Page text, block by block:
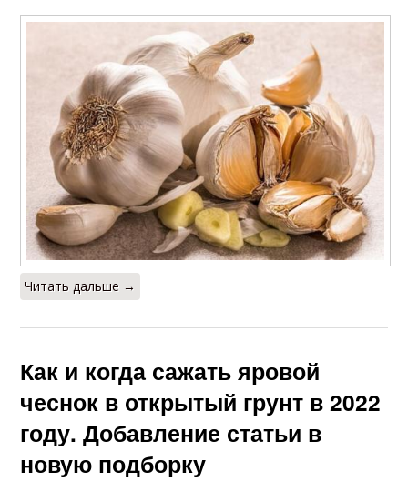
Читать дальше →
Как и когда сажать яровой
чеснок в открытый грунт в 2022
году. Добавление статьи в
новую подборку